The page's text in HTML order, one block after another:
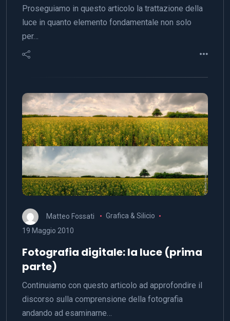
Proseguiamo in questo articolo la trattazione della
luce in quanto elemento fondamentale non solo
per…
Matteo Fossati
Grafica & Silicio
19 Maggio 2010
Fotografia digitale: la luce (prima
parte)
Continuiamo con questo articolo ad approfondire il
discorso sulla comprensione della fotografia
andando ad esaminarne…